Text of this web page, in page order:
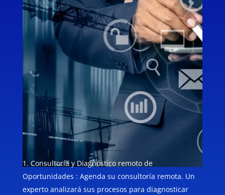
Consultoría y Diagnóstico remoto de
Oportunidades : Agenda su consultoría remota. Un
experto analizará sus procesos para diagnosticar